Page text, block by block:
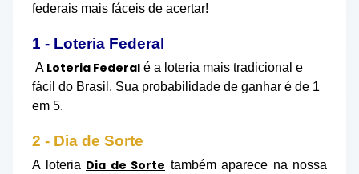
federais mais fáceis de acertar!
1 - Loteria Federal
A Loteria Federal é a loteria mais tradicional e
fácil do Brasil. Sua probabilidade de ganhar é de 1
em 5
2 - Dia de Sorte
A loteria Dia de Sorte também aparece na nossa